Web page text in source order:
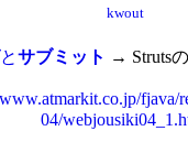
kwout
とサブミット → Struts